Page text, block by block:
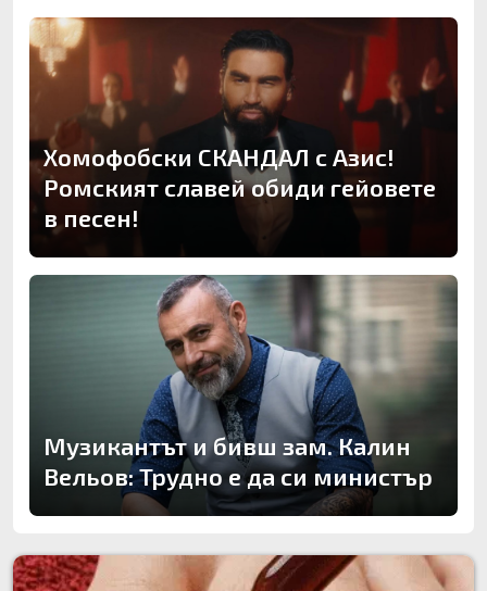
Хомофобски СКАНДАЛ с Азис!
Ромският славей обиди гейовете
в песен!
Музикантът и бивш зам. Калин
Вельов: Трудно е да си министър